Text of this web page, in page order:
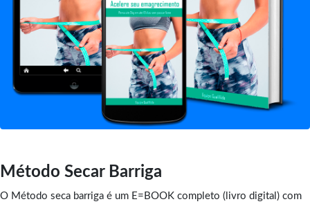
Método Secar Barriga
O Método seca barriga é um E=BOOK completo (livro digital) com